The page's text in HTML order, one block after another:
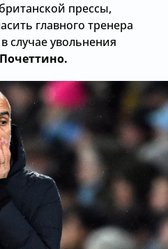
прессы,
главного тренера
в случае увольнения